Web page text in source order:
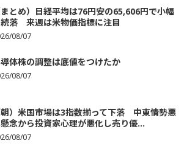
まとめ）日経平均は76円安の65,606円で小幅
落 来週は米物価指標に注目
08/07
体株の調整は底値をつけたか
08/07
朝）米国市場は3指数揃って下落 中東情勢悪
念から投資家心理が悪化し売り優...
08/07